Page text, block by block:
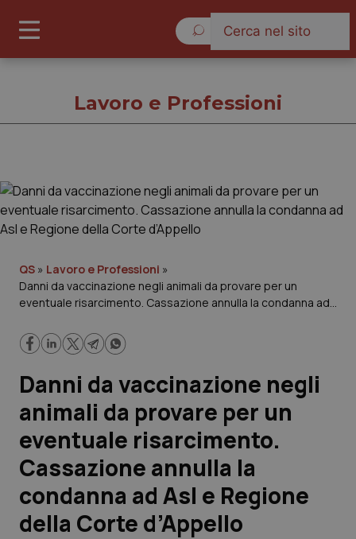
Cronache
Governo e Parlamento
Regioni e Asl
Lavoro e Professioni
Scienza e Farmaci
Studi e Analisi
Lettere al direttore
Edizioni Regionali
Lavoro e Professioni
QS » Lavoro e Professioni »
Danni da vaccinazione negli animali da provare per un
eventuale risarcimento. Cassazione annulla la condanna ad
Danni da vaccinazione negli
animali da provare per un
eventuale risarcimento.
Cassazione annulla la
condanna ad Asl e Regione
della Corte d’Appello